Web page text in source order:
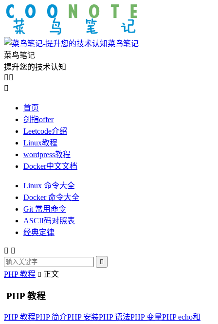
菜鸟笔记
菜鸟笔记
提升您的技术认知
 

首页
剑指offer
Leetcode介绍
Linux教程
wordpress教程
Docker中文文档
Linux 命令大全
Docker 命令大全
Git 常用命令
ASCII码对照表
经典定律
 

PHP 教程  正文
PHP 教程
PHP 教程PHP 简介PHP 安装PHP 语法PHP 变量PHP echo和